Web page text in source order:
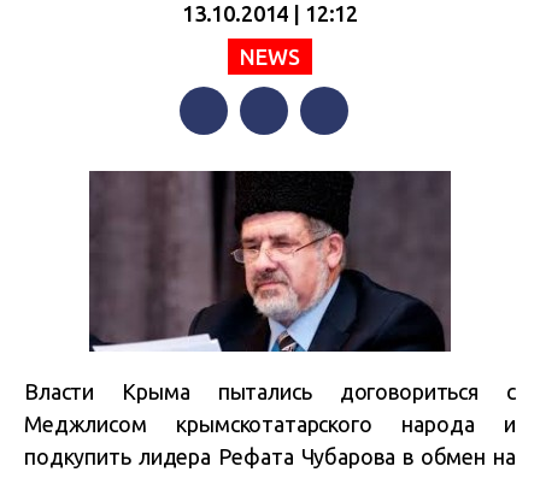
13.10.2014 | 12:12
NEWS
Власти Крыма пытались договориться с
Меджлисом крымскотатарского народа и
подкупить лидера Рефата Чубарова в обмен на